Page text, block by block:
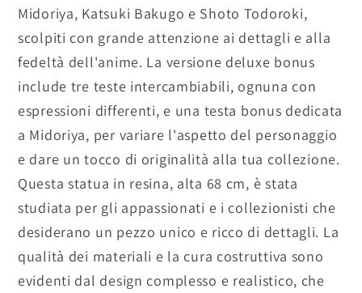
Midoriya, Katsuki Bakugo e Shoto Todoroki,
scolpiti con grande attenzione ai dettagli e alla
fedeltà dell'anime. La versione deluxe bonus
include tre teste intercambiabili, ognuna con
espressioni differenti, e una testa bonus dedicata
a Midoriya, per variare l'aspetto del personaggio
e dare un tocco di originalità alla tua collezione.
Questa statua in resina, alta 68 cm, è stata
studiata per gli appassionati e i collezionisti che
desiderano un pezzo unico e ricco di dettagli. La
qualità dei materiali e la cura costruttiva sono
evidenti dal design complesso e realistico, che